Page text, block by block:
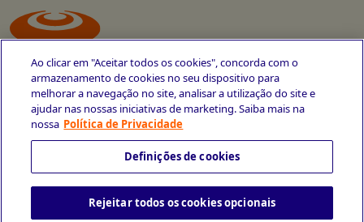
Avenida Cais do Apolo, 77
+55 81 3419-6700
Ao clicar em "Aceitar todos os cookies", concorda com o
armazenamento de cookies no seu dispositivo para
melhorar a navegação no site, analisar a utilização do site e
ajudar nas nossas iniciativas de marketing. Saiba mais na
nossa Política de Privacidade
Definições de cookies
Rejeitar todos os cookies opcionais